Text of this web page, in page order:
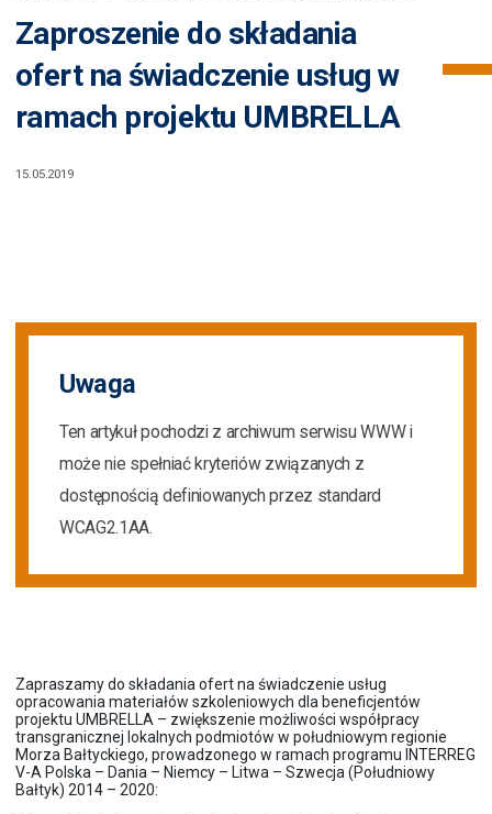
Zaproszenie do składania
ofert na świadczenie usług w
ramach projektu UMBRELLA
15.05.2019
Uwaga
Ten artykuł pochodzi z archiwum serwisu WWW i
może nie spełniać kryteriów związanych z
dostępnością definiowanych przez standard
WCAG2.1AA.
Zapraszamy do składania ofert na świadczenie usług
opracowania materiałów szkoleniowych dla beneficjentów
projektu UMBRELLA – zwiększenie możliwości współpracy
transgranicznej lokalnych podmiotów w południowym regionie
Morza Bałtyckiego, prowadzonego w ramach programu INTERREG
V-A Polska – Dania – Niemcy – Litwa – Szwecja (Południowy
Bałtyk) 2014 – 2020: